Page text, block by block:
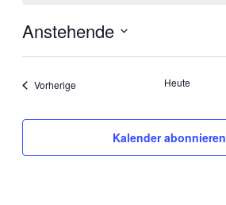
Anstehende
VorherigeVeranstaltungen Heute
Kalender abonnieren